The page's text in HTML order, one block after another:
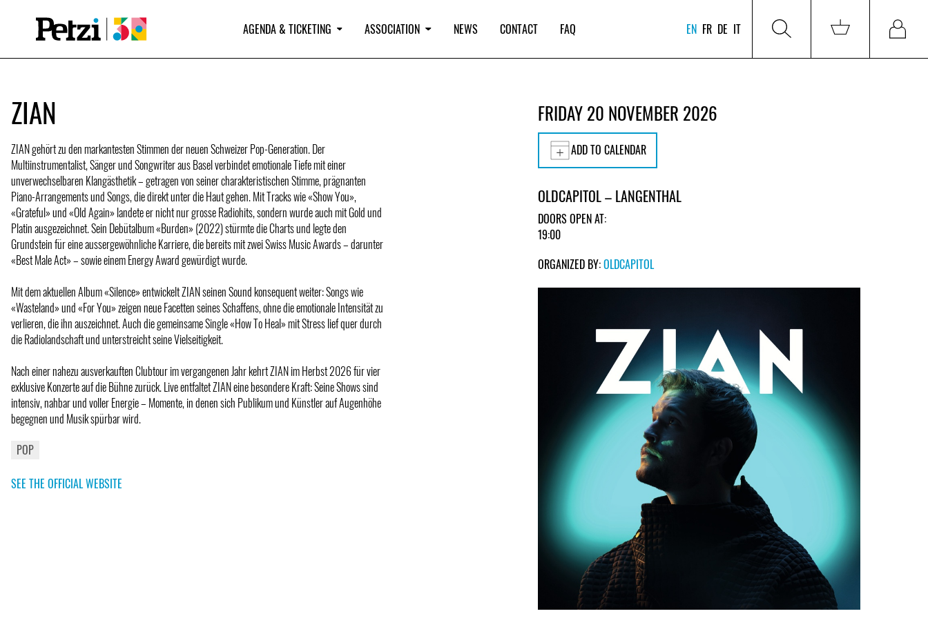
AGENDA & TICKETING ASSOCIATION NEWS CONTACT FAQ EN FR DE IT
ZIAN
ZIAN gehört zu den markantesten Stimmen der neuen Schweizer Pop-Generation. Der
Multiinstrumentalist, Sänger und Songwriter aus Basel verbindet emotionale Tiefe mit einer
unverwechselbaren Klangästhetik – getragen von seiner charakteristischen Stimme, prägnanten
Piano-Arrangements und Songs, die direkt unter die Haut gehen. Mit Tracks wie «Show You»,
«Grateful» und «Old Again» landete er nicht nur grosse Radiohits, sondern wurde auch mit Gold und
Platin ausgezeichnet. Sein Debütalbum «Burden» (2022) stürmte die Charts und legte den
Grundstein für eine aussergewöhnliche Karriere, die bereits mit zwei Swiss Music Awards – darunter
«Best Male Act» – sowie einem Energy Award gewürdigt wurde.
Mit dem aktuellen Album «Silence» entwickelt ZIAN seinen Sound konsequent weiter: Songs wie
«Wasteland» und «For You» zeigen neue Facetten seines Schaffens, ohne die emotionale Intensität zu
verlieren, die ihn auszeichnet. Auch die gemeinsame Single «How To Heal» mit Stress lief quer durch
die Radiolandschaft und unterstreicht seine Vielseitigkeit.
Nach einer nahezu ausverkauften Clubtour im vergangenen Jahr kehrt ZIAN im Herbst 2026 für vier
exklusive Konzerte auf die Bühne zurück. Live entfaltet ZIAN eine besondere Kraft: Seine Shows sind
intensiv, nahbar und voller Energie – Momente, in denen sich Publikum und Künstler auf Augenhöhe
begegnen und Musik spürbar wird.
POP
SEE THE OFFICIAL WEBSITE
FRIDAY 20 NOVEMBER 2026
ADD TO CALENDAR
OLDCAPITOL – LANGENTHAL
DOORS OPEN AT:
19:00
ORGANIZED BY:OLDCAPITOL